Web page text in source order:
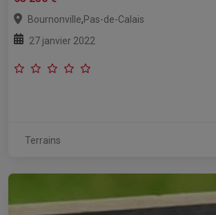
Bournonville,Pas-de-Calais
27 janvier 2022
Terrains